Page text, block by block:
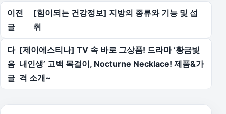
글 탐색
이전
글
[힘이되는 건강정보] 지방의 종류와 기능 및 섭
취
다
음
글
[제이에스티나] TV 속 바로 그상품! 드라마 ‘황금빛
내인생’ 고백 목걸이, Nocturne Necklace! 제품&가
격 소개~